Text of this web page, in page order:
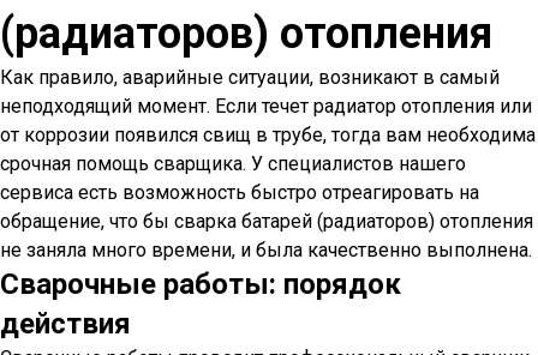
(радиаторов) отопления
Как правило, аварийные ситуации, возникают в самый
неподходящий момент. Если течет радиатор отопления или
от коррозии появился свищ в трубе, тогда вам необходима
срочная помощь сварщика. У специалистов нашего
сервиса есть возможность быстро отреагировать на
обращение, что бы сварка батарей (радиаторов) отопления
не заняла много времени, и была качественно выполнена.
Сварочные работы: порядок
действия